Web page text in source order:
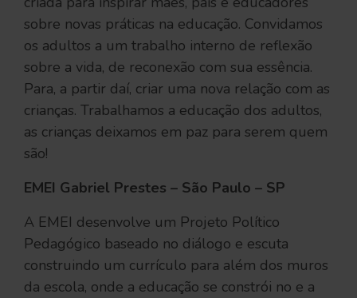
sobre novas práticas na educação. Convidamos
os adultos a um trabalho interno de reflexão
sobre a vida, de reconexão com sua essência.
Para, a partir daí, criar uma nova relação com as
crianças. Trabalhamos a educação dos adultos,
as crianças deixamos em paz para serem quem
são!
EMEI Gabriel Prestes – São Paulo – SP
A EMEI desenvolve um Projeto Político
Pedagógico baseado no diálogo e escuta
construindo um currículo para além dos muros
da escola, onde a educação se constrói no e a